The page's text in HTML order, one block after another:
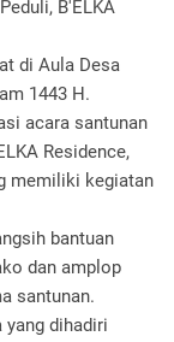
B'ELKA
di Aula Desa
1443 H.
acara santunan
Residence,
memiliki kegiatan
bantuan
dan amplop
santunan.
yang dihadiri